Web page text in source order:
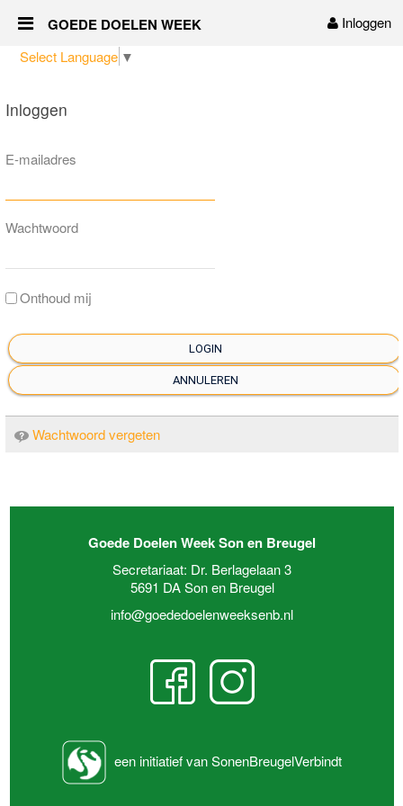
Naar content
Inloggen
GOEDE DOELEN WEEK
Sponsors
Contact
Inloggen
E-mailadres
Wachtwoord
Onthoud mij
LOGIN
ANNULEREN
Wachtwoord vergeten
Goede Doelen Week Son en Breugel
Secretariaat: Dr. Berlagelaan 3
5691 DA Son en Breugel
info@goededoelenweeksenb.nl
een initiatief van SonenBreugelVerbindt
Select Language ▼